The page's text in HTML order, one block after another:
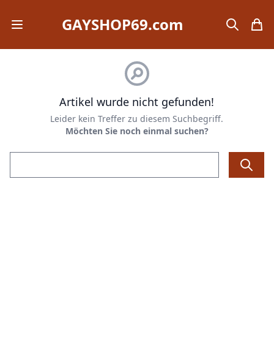
Open mobile menuGAYSHOP69.com search
Artikel wurde nicht gefunden!
Leider kein Treffer zu diesem Suchbegriff.
Möchten Sie noch einmal suchen?